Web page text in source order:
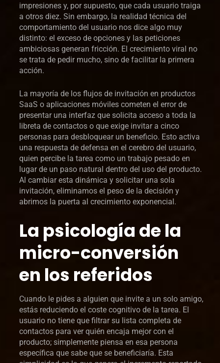
impresiones y, por supuesto, que cada usuario traiga
a otros diez. Sin embargo, la realidad técnica del
comportamiento del usuario nos dice algo muy
distinto: el exceso de opciones y las peticiones
ambiciosas generan fricción. El crecimiento viral no
se trata de pedir mucho, sino de facilitar la primera
acción.
La mayoría de los flujos de invitación en productos
SaaS o aplicaciones móviles cometen el error de
presentar una interfaz que solicita acceso a toda la
libreta de contactos o que exige invitar a cinco
personas para desbloquear un beneficio. Esto activa
una respuesta de defensa en el cerebro del usuario,
quien percibe la tarea como un trabajo pesado en
lugar de un paso natural dentro del uso del producto.
Al cambiar esta dinámica y solicitar una sola
invitación, eliminamos el peso de la decisión y
abrimos la puerta al crecimiento exponencial.
La psicología de la
micro-conversión
en los referidos
Cuando le pides a alguien que invite a un solo amigo,
estás reduciendo el coste cognitivo de la tarea. El
usuario no tiene que filtrar su lista completa de
contactos para ver quién encaja mejor con el
producto; simplemente piensa en esa persona
específica que sabe que se beneficiaría. Esta